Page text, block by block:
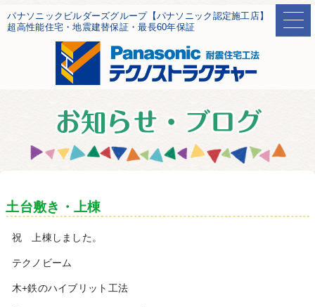
パナソニックビルダーズグループ【パナソニック認定施工店】
超高性能住宅・地震建替保証・最長60年保証
土台敷き・上棟
祝 上棟しました。
テクノビーム
木+鉄のハイブリット工法